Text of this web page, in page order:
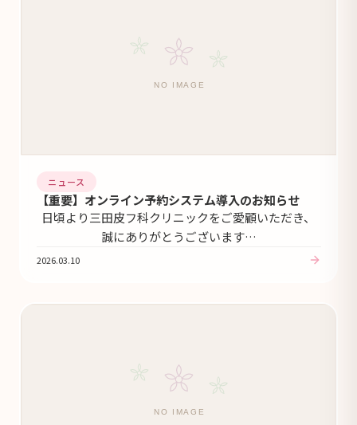
ニュース
【重要】オンライン予約システム導入のお知らせ
日頃より三田皮フ科クリニックをご愛顧いただき、
誠にありがとうございます…
2026.03.10